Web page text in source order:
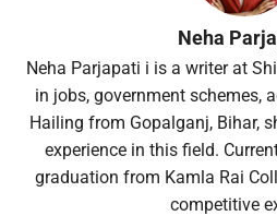
Neha
Neha Parjapati i is a writer at
in jobs, government schemes,
Hailing from Gopalganj, Bihar,
experience in this field.
graduation from Kamla Rai
competitive